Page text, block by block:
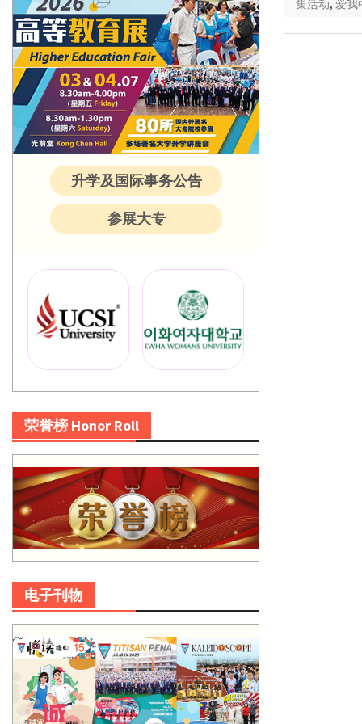
集活动, 爱我
升学及国际事务公告
参展大专
荣誉榜 Honor Roll
电子刊物